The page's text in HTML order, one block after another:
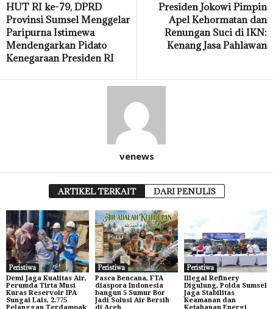
HUT RI ke-79, DPRD
Provinsi Sumsel Menggelar
Paripurna Istimewa
Mendengarkan Pidato
Kenegaraan Presiden RI
Presiden Jokowi Pimpin
Apel Kehormatan dan
Renungan Suci di IKN:
Kenang Jasa Pahlawan
venews
ARTIKEL TERKAIT DARI PENULIS
Peristiwa
Demi Jaga Kualitas Air,
Perumda Tirta Musi
Kuras Reservoir IPA
Sungai Lais, 2.775
Peristiwa
Pasca Bencana, FTA
diaspora Indonesia
bangun 5 Sumur Bor
Jadi Solusi Air Bersih
Peristiwa
Illegal Refinery
Digulung, Polda Sumsel
Jaga Stabilitas
Keamanan dan